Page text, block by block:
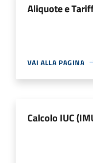
Aliquote e
VAI ALLA PAGINA
Calcolo IUC